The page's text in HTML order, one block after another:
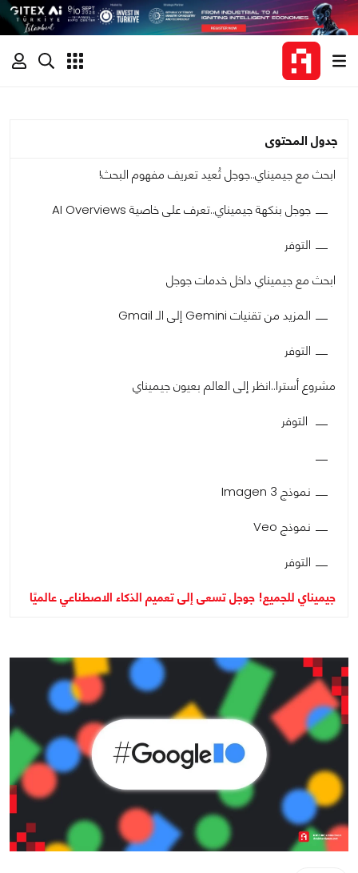
جدول المحتوى
ابحث مع جيميناي..جوجل تُعيد تعريف مفهوم البحث!
جوجل بنكهة جيميناي..تعرف على خاصية AI Overviews
التوفر
ابحث مع جيميناي داخل خدمات جوجل
المزيد من تقنيات Gemini إلى الـ Gmail
التوفر
مشروع أسترا..انظر إلى العالم بعيون جيميناي
التوفر
نموذج Imagen 3
نموذج Veo
التوفر
جيميناي للجميع! جوجل تسعى إلى تعميم الذكاء الاصطناعي عالميًا